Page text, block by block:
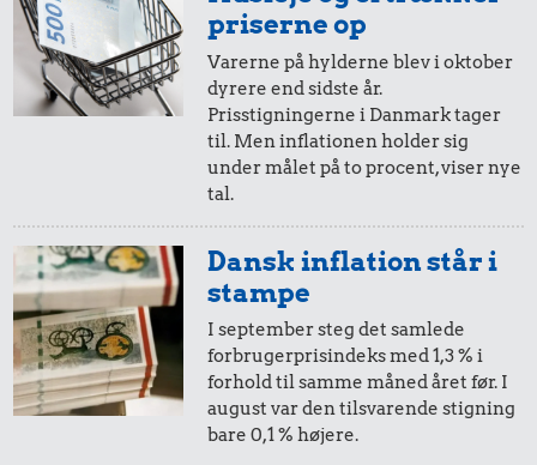
1 liter mælk
15 kr.
Snaps
3,35 kr.
Is
Biografbillet
i 1970
10 øre
i 1970
= 0,89,-
i 2025
0,45,-
priserne op
Varerne på hylderne blev i oktober
dyrere end sidste år.
Prisstigningerne i Danmark tager
til. Men inflationen holder sig
under målet på to procent, viser nye
tal.
Dansk inflation står i
stampe
I september steg det samlede
forbrugerprisindeks med 1,3 % i
forhold til samme måned året før. I
august var den tilsvarende stigning
bare 0,1 % højere.